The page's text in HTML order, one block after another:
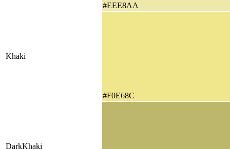
#EEE8AA
Khaki
#F0E68C
DarkKhaki